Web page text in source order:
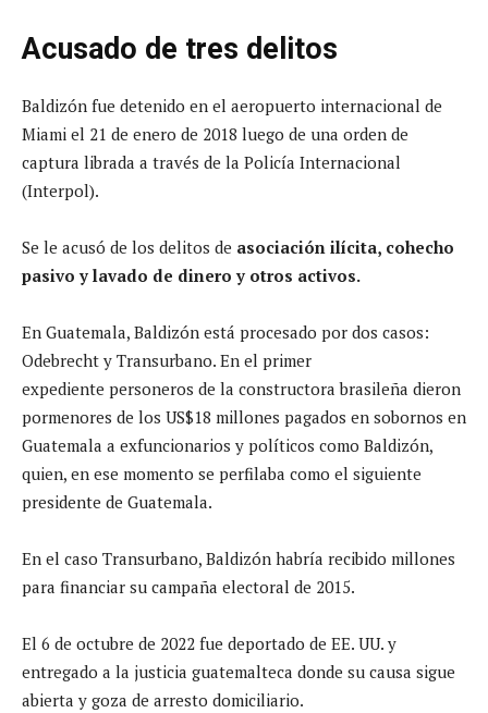
Acusado de tres delitos
Baldizón fue detenido en el aeropuerto internacional de
Miami el 21 de enero de 2018 luego de una orden de
captura librada a través de la Policía Internacional
(Interpol).
Se le acusó de los delitos de asociación ilícita, cohecho
pasivo y lavado de dinero y otros activos.
En Guatemala, Baldizón está procesado por dos casos:
Odebrecht y Transurbano. En el primer
expediente personeros de la constructora brasileña dieron
pormenores de los US$18 millones pagados en sobornos en
Guatemala a exfuncionarios y políticos como Baldizón,
quien, en ese momento se perfilaba como el siguiente
presidente de Guatemala.
En el caso Transurbano, Baldizón habría recibido millones
para financiar su campaña electoral de 2015.
El 6 de octubre de 2022 fue deportado de EE. UU. y
entregado a la justicia guatemalteca donde su causa sigue
abierta y goza de arresto domiciliario.